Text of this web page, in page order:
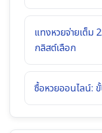
แทงหวยจ่ายเต็ม
กลิสต์เลือก
ซื้อหวยออนไลน์: